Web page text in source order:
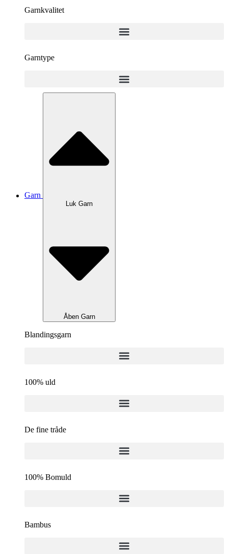
Garnkvalitet
Garntype
Garn
Luk Garn
Åben Garn
Blandingsgarn
100% uld
De fine tråde
100% Bomuld
Bambus